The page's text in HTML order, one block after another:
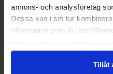
annons- och analysföretag
Dessa kan i sin tur
information som du har
Tillåt
Katjes Astro Queen of Stars